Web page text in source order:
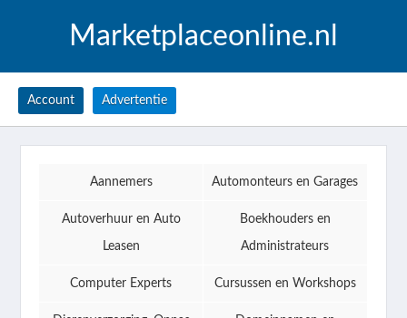
Marketplaceonline.nl
Account Advertentie
Aannemers Automonteurs en Garages
Autoverhuur en Auto
Leasen
Boekhouders en
Administrateurs
Computer Experts Cursussen en Workshops